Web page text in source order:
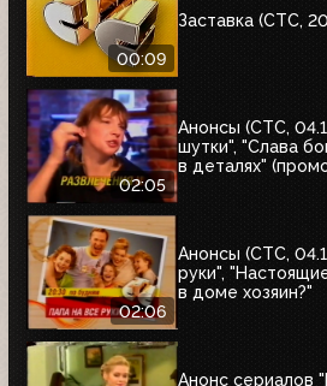
00:09
Заставка (СТС,
02:05
Анонсы (СТС,
шутки", "Слава
в деталях"
02:06
Анонсы (СТС,
руки",
в доме хозяин?"
Анонс сериалов